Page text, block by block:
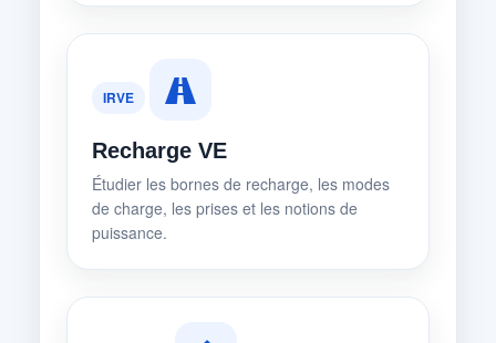
IRVE
Recharge VE
Étudier les bornes de recharge, les modes
de charge, les prises et les notions de
puissance.